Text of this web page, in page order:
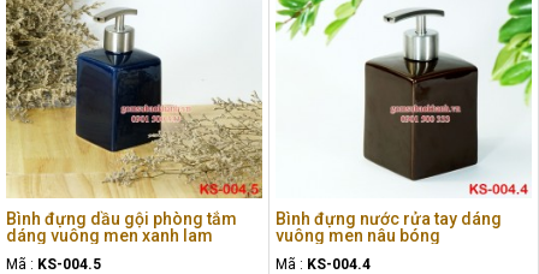
Bình đựng dầu gội phòng tắm
dáng vuông men xanh lam
Mã : KS-004.5
Bình đựng nước rửa tay dáng
vuông men nâu bóng
Mã : KS-004.4